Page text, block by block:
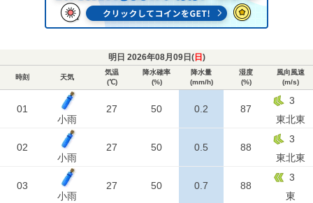
明日 2026年08月09日(日 )
時刻 天気
気温
(℃)
降水確率
(%)
降水量
(mm/h)
湿度
(%)
風向風速
(m/s)
01
小雨
27 50 0.2 87
3
東北東
02
小雨
27 50 0.5 88
3
東北東
03
小雨
27 50 0.7 88
3
東